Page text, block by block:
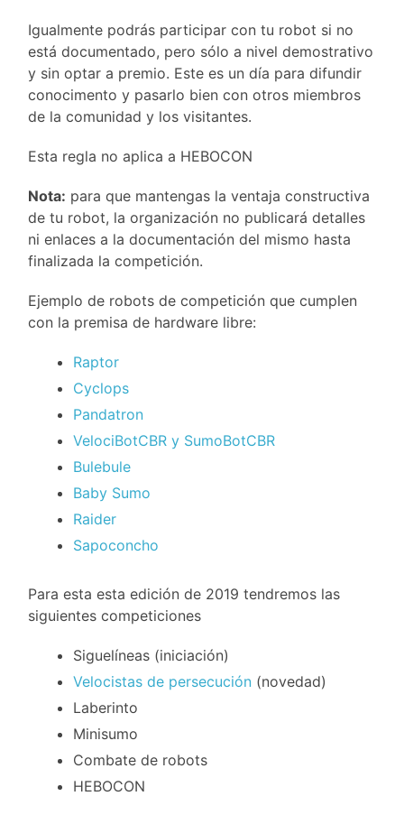
Igualmente podrás participar con tu robot si no
está documentado, pero sólo a nivel demostrativo
y sin optar a premio. Este es un día para difundir
conocimento y pasarlo bien con otros miembros
de la comunidad y los visitantes.
Esta regla no aplica a HEBOCON
Nota: para que mantengas la ventaja constructiva
de tu robot, la organización no publicará detalles
ni enlaces a la documentación del mismo hasta
finalizada la competición.
Ejemplo de robots de competición que cumplen
con la premisa de hardware libre:
Raptor
Cyclops
Pandatron
VelociBotCBR y SumoBotCBR
Bulebule
Baby Sumo
Raider
Sapoconcho
Para esta esta edición de 2019 tendremos las
siguientes competiciones
Siguelíneas (iniciación)
Velocistas de persecución (novedad)
Laberinto
Minisumo
Combate de robots
HEBOCON